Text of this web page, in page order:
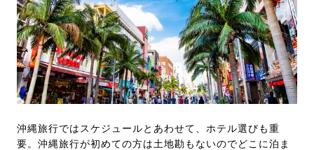
沖縄旅行ではスケジュールとあわせて、ホテル選びも重
要。沖縄旅行が初めての方は土地勘もないのでどこに泊ま